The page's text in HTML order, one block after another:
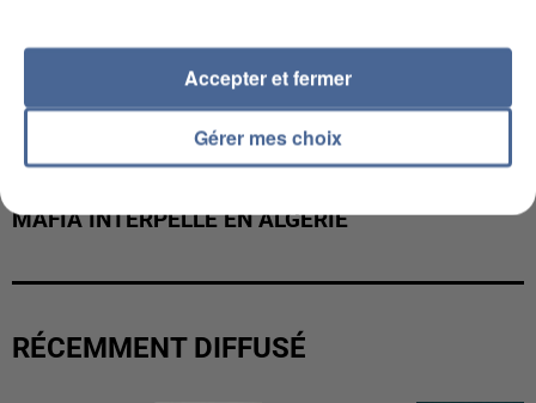
MAFIA INTERPELLÉ EN ALGÉRIE
RÉCEMMENT DIFFUSÉ
Gérer mes choix
Accepter et fermer